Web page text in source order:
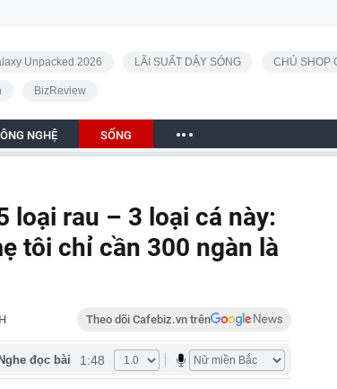
Unpacked 2026 LÃI SUẤT DẬY SÓNG CHỦ SHOP
BizReview
NGHỆ SỐNG
loại rau – 3 loại cá này:
tôi chỉ cần 300 ngàn là
Theo dõi Cafebiz.vn trên
Nghe đọc bài 1:48